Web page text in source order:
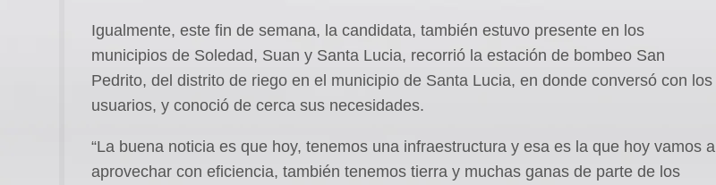
Igualmente, este fin de semana, la candidata, también estuvo presente en los
municipios de Soledad, Suan y Santa Lucia, recorrió la estación de bombeo San
Pedrito, del distrito de riego en el municipio de Santa Lucia, en donde conversó con los
usuarios, y conoció de cerca sus necesidades.
“La buena noticia es que hoy, tenemos una infraestructura y esa es la que hoy vamos a
aprovechar con eficiencia, también tenemos tierra y muchas ganas de parte de los